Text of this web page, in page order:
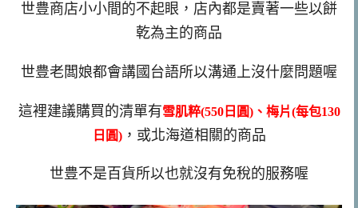
世豊商店小小間的不起眼，店內都是賣著一些以餅
乾為主的商品
世豊老闆娘都會講國台語所以溝通上沒什麼問題喔
這裡建議購買的清單有雪肌粹(550日圓)、梅片(每包130
日圓)，或北海道相關的商品
世豊不是百貨所以也就沒有免稅的服務喔